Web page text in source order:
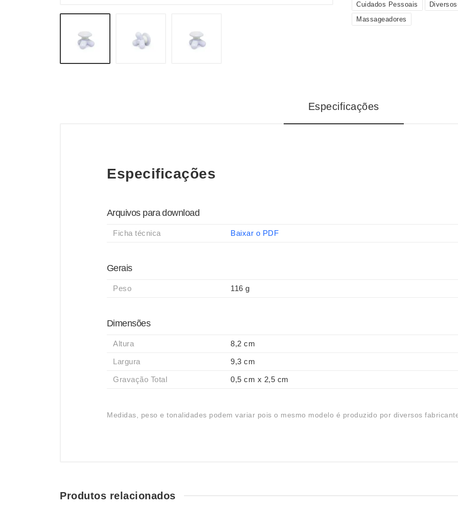
Cuidados Pessoais
Massageadores
Especificações
Especificações
Arquivos para download
Ficha técnica Baixar o PDF
Gerais
Peso 116 g
Dimensões
Altura 8,2 cm
Largura 9,3 cm
Gravação Total 0,5 cm x 2,5 cm
Medidas, peso e tonalidades podem variar pois o mesmo modelo é produzido por diversos
Produtos relacionados